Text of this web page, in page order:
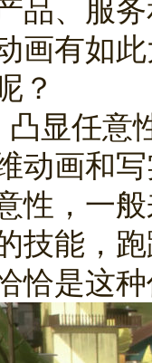
品、服
画有如
？
凸显任意
动画和
性，一
技能，
恰是这